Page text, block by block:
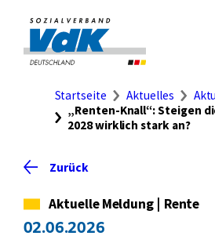
Seiteninhalt
springen
Zur
Startseite
des
Schnellzugriff
Ort-
Standortkarte
Brotkrumennavigation
Startseite Aktuelles
„Renten-Knall“: Steigen
2028 wirklich stark an?
Zurück
Kategorie
Aktuelle Meldung Rente
02.06.2026